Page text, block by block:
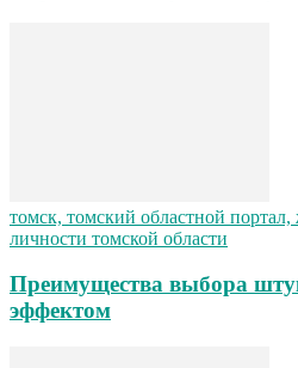
томск, томский областной
личности томской области
Преимущества выбора
эффектом